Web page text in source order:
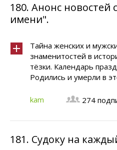
180. Анонс новостей
имени".
Тайна женских и
знаменитостей в
тёзки. Календарь
Родились и умерли в
kam 274
181. Судоку на